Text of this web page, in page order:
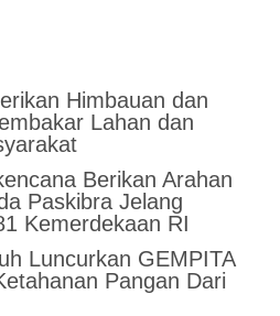
Himbauan dan
Lahan dan
Berikan Arahan
Paskibra Jelang
Kemerdekaan RI
Luncurkan GEMPITA
Pangan Dari